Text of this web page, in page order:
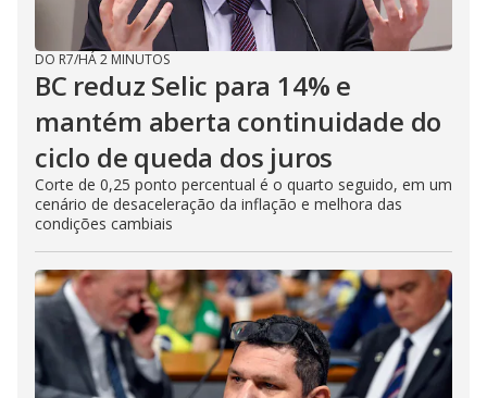
DO R7/HÁ 2 MINUTOS
BC reduz Selic para 14% e
mantém aberta continuidade do
ciclo de queda dos juros
Corte de 0,25 ponto percentual é o quarto seguido, em um
cenário de desaceleração da inflação e melhora das
condições cambiais